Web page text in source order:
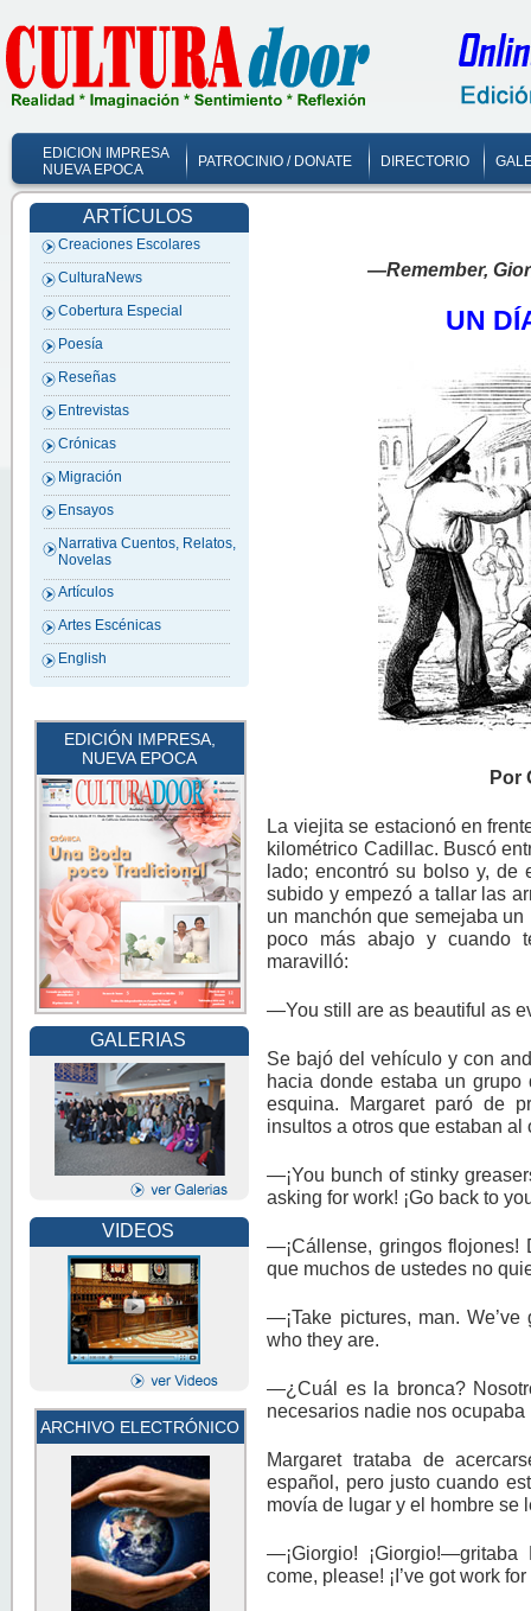
EDICION IMPRESA
NUEVA EPOCA
PATROCINIO / DONATE DIRECTORIO
ARTÍCULOS
Creaciones Escolares
CulturaNews
Cobertura Especial
Poesía
Reseñas
Entrevistas
Crónicas
Migración
Ensayos
Narrativa Cuentos, Relatos,
Novelas
Artículos
Artes Escénicas
English
EDICIÓN IMPRESA,
NUEVA EPOCA
GALERIAS
VIDEOS
ARCHIVO ELECTRÓNICO
—Remember,
UN
Por
La viejita se estacionó en
kilométrico Cadillac. Buscó
lado; encontró su bolso y, de
subido y empezó a tallar las
un manchón que semejaba
poco más abajo y cuando
maravilló:
—You still are as beautiful as
Se bajó del vehículo y con
hacia donde estaba un
esquina. Margaret paró de
insultos a otros que estaban
—¡You bunch of stinky
asking for work! ¡Go back to
—¡Cállense, gringos flojones!
que muchos de ustedes no
—¡Take pictures, man.
who they are.
—¿Cuál es la bronca?
necesarios nadie nos
Margaret trataba de
español, pero justo cuando
movía de lugar y el hombre se
—¡Giorgio!
come, please! ¡I’ve got work